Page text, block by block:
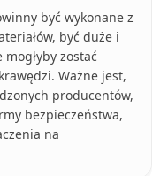
być wykonane z
być duże i
zostać
Ważne jest,
producentów,
bezpieczeństwa,
na